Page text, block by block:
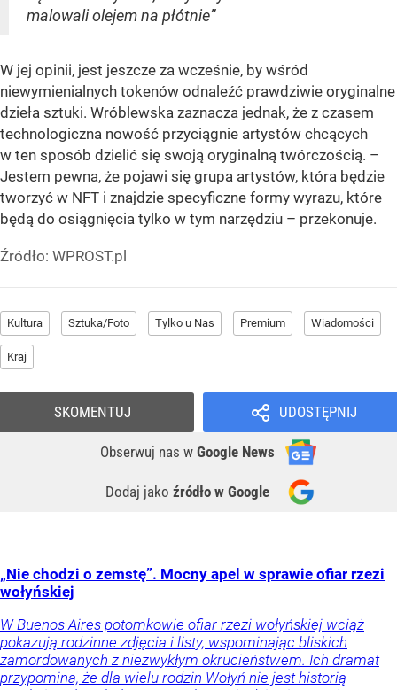
malowali olejem na płótnie”
W jej opinii, jest jeszcze za wcześnie, by wśród
niewymienialnych tokenów odnaleźć prawdziwie oryginalne
dzieła sztuki. Wróblewska zaznacza jednak, że z czasem
technologiczna nowość przyciągnie artystów chcących
w ten sposób dzielić się swoją oryginalną twórczością. –
Jestem pewna, że pojawi się grupa artystów, która będzie
tworzyć w NFT i znajdzie specyficzne formy wyrazu, które
będą do osiągnięcia tylko w tym narzędziu – przekonuje.
Źródło: WPROST.pl
Kultura Sztuka/Foto Tylko u Nas Premium Wiadomości
Kraj
UDOSTĘPNIJ
Obserwuj nas w Google News
Dodaj jako źródło w Google
SKOMENTUJ
„Nie chodzi o zemstę”. Mocny apel w sprawie ofiar rzezi
wołyńskiej
W Buenos Aires potomkowie ofiar rzezi wołyńskiej wciąż
pokazują rodzinne zdjęcia i listy, wspominając bliskich
zamordowanych z niezwykłym okrucieństwem. Ich dramat
przypomina, że dla wielu rodzin Wołyń nie jest historią